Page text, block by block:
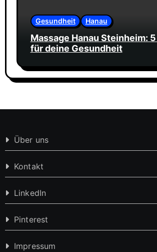
Gesundheit Hanau
Massage Hanau Steinheim:
für deine Gesundheit
Über uns
Kontakt
LinkedIn
Pinterest
Impressum